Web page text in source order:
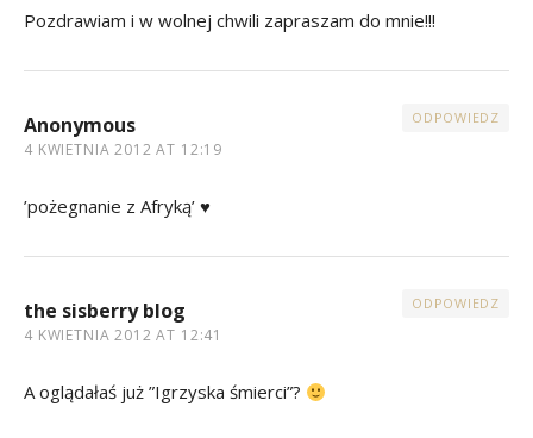
Pozdrawiam i w wolnej chwili zapraszam do mnie!!!
Anonymous
4 KWIETNIA 2012 AT 12:19
ODPOWIEDZ
’pożegnanie z Afryką’ ♥
the sisberry blog
4 KWIETNIA 2012 AT 12:41
ODPOWIEDZ
A oglądałaś już ”Igrzyska śmierci”?